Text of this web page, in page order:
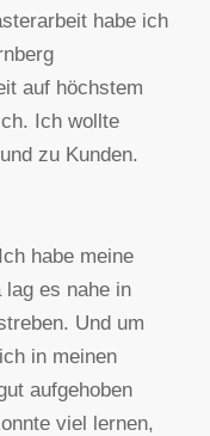
habe ich
auf höchstem
Ich wollte
zu Kunden.
habe meine
lag es nahe in
Und um
in meinen
aufgehoben
viel lernen,